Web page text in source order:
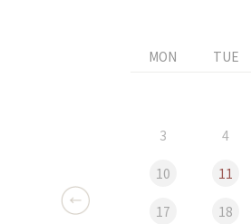
MON TUE
3 4
10 11
17 18